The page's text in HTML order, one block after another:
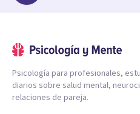
Psicología para profesionales,
diarios sobre salud mental,
relaciones de pareja.